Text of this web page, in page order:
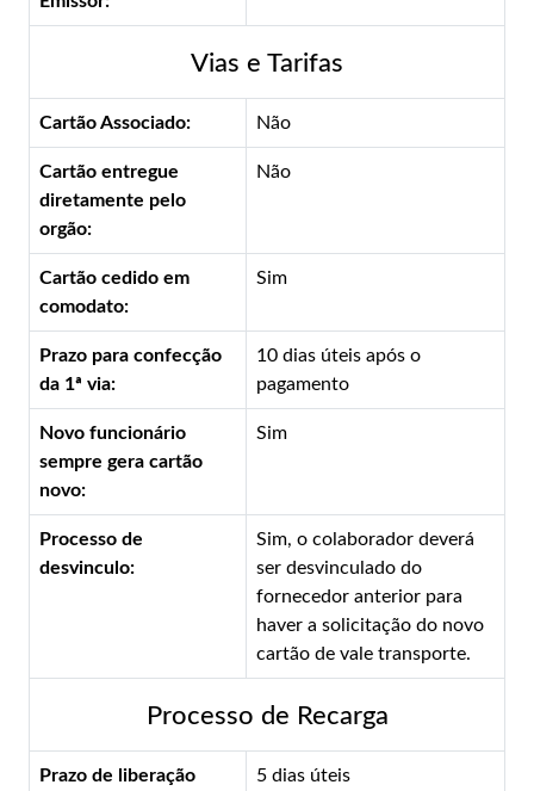
Vias e Tarifas
Cartão Associado: Não
Cartão entregue
diretamente pelo
orgão:
Não
Cartão cedido em
comodato:
Sim
Prazo para confecção
da 1ª via:
10 dias úteis após o
pagamento
Novo funcionário
sempre gera cartão
novo:
Sim
Processo de
desvinculo:
Sim, o colaborador deverá
ser desvinculado do
fornecedor anterior para
haver a solicitação do novo
cartão de vale transporte.
Processo de Recarga
Prazo de liberação
5 dias úteis